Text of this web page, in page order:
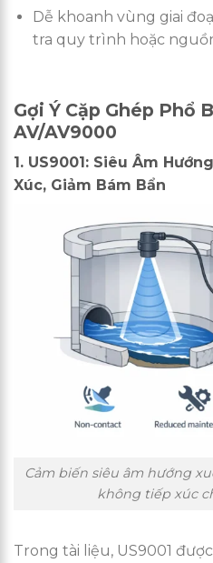
Dễ khoanh vùng giai
tra quy trình hoặc
Gợi Ý Cặp Ghép Phổ
AV/AV9000
1. US9001: Siêu Âm
Xúc, Giảm Bám Bẩn
Cảm biến siêu âm hướng
không tiếp xúc
Trong tài liệu, US9001